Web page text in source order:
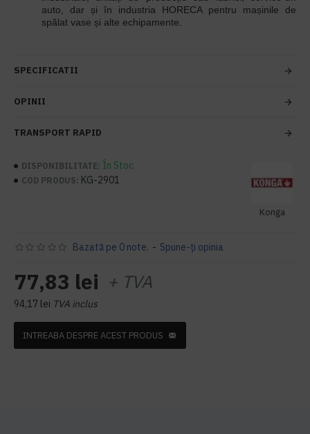
auto, dar și în industria HORECA pentru mașinile de
spălat vase și alte echipamente.
SPECIFICATII
OPINII
TRANSPORT RAPID
DISPONIBILITATE: În Stoc
COD PRODUS: KG-2901
Konga
Bazată pe 0 note. - Spune-ţi opinia
77,83 lei + TVA
94,17 lei TVA inclus
INTREABA DESPRE ACEST PRODUS